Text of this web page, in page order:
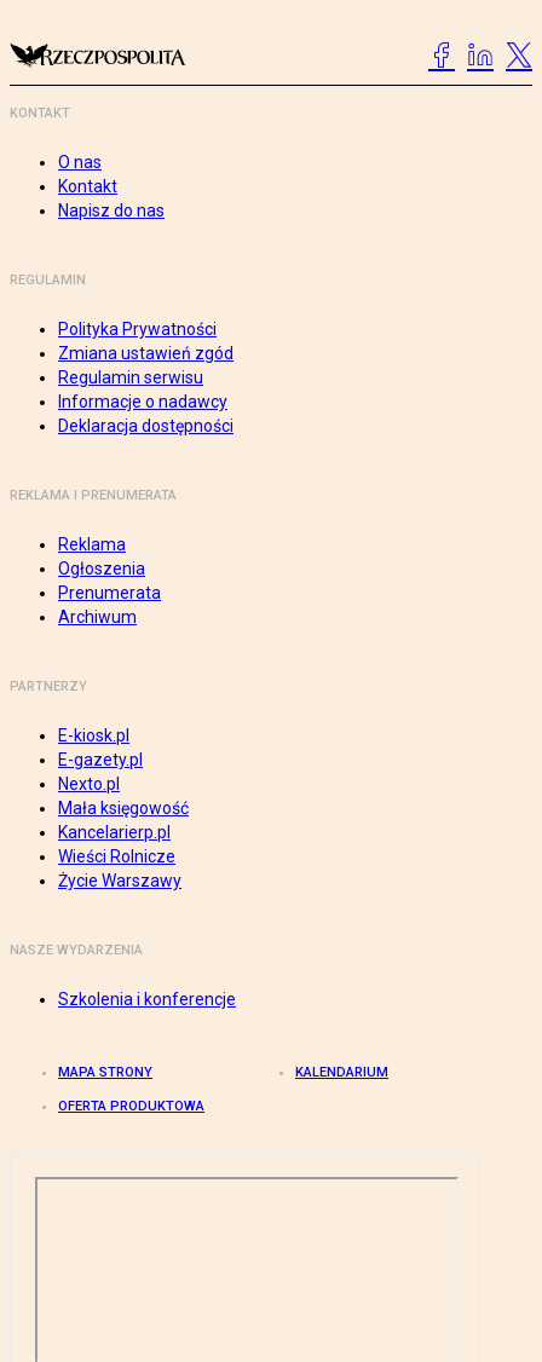
KONTAKT
O nas
Kontakt
Napisz do nas
REGULAMIN
Polityka Prywatności
Zmiana ustawień zgód
Regulamin serwisu
Informacje o nadawcy
Deklaracja dostępności
REKLAMA I PRENUMERATA
Reklama
Ogłoszenia
Prenumerata
Archiwum
PARTNERZY
E-kiosk.pl
E-gazety.pl
Nexto.pl
Mała księgowość
Kancelarierp.pl
Wieści Rolnicze
Życie Warszawy
NASZE WYDARZENIA
Szkolenia i konferencje
MAPA STRONY KALENDARIUM
OFERTA PRODUKTOWA